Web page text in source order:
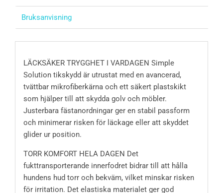
Bruksanvisning
LÄCKSÄKER TRYGGHET I VARDAGEN Simple
Solution tikskydd är utrustat med en avancerad,
tvättbar mikrofiberkärna och ett säkert plastskikt
som hjälper till att skydda golv och möbler.
Justerbara fästanordningar ger en stabil passform
och minimerar risken för läckage eller att skyddet
glider ur position.
TORR KOMFORT HELA DAGEN Det
fukttransporterande innerfodret bidrar till att hålla
hundens hud torr och bekväm, vilket minskar risken
för irritation. Det elastiska materialet ger god